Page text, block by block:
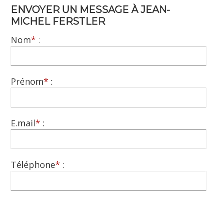
ENVOYER UN MESSAGE À JEAN-
MICHEL FERSTLER
Nom* :
Prénom* :
E.mail* :
Téléphone* :